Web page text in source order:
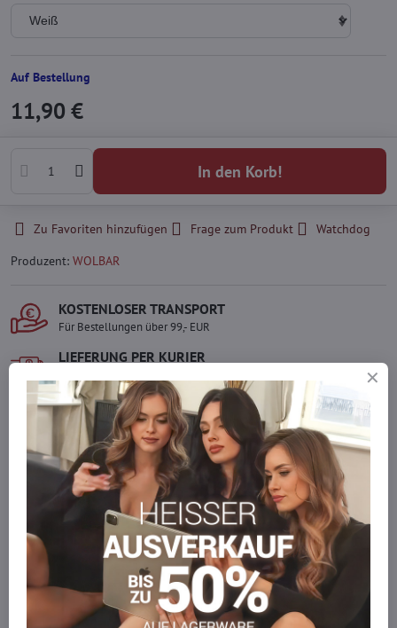
Auf Bestellung
11,90 €
In den Korb!
Zu Favoriten hinzufügen Frage zum Produkt
Watchdog
Produzent: WOLBAR
KOSTENLOSER TRANSPORT
Für Bestellungen über 99,- EUR
LIEFERUNG PER KURIER
SICHERE ZAHLUNGEN
Gesicherte Online-Zahlungen
Ware auf Lager
Wir versenden sofort
Werden Sie Teil von everlady
Werden Sie Teil von everlady und genießen Sie einen5 %
Mitgliedervorteil bei jedem Einkauf.
Der Vorteil wird automatisch im Warenkorb angewendet.
Möchten Sie mehr bestellen, als wir
auf Lager haben?